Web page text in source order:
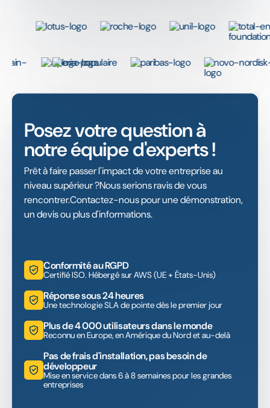
Posez votre question à
notre équipe d'experts !
Prêt à faire passer l'impact de votre entreprise au
niveau supérieur ?Nous serions ravis de vous
rencontrer.Contactez-nous pour une démonstration,
un devis ou plus d'informations.
Conformité au RGPD
Certifié ISO. Hébergé sur AWS (UE + États-Unis)
Réponse sous 24 heures
Une technologie SLA de pointe dès le premier jour
Plus de 4 000 utilisateurs dans le monde
Reconnu en Europe, en Amérique du Nord et au-delà
Pas de frais d'installation, pas besoin de
développeur
Mise en service dans 6 à 8 semaines pour les grandes
entreprises